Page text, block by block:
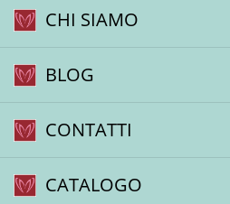
Nessun Articolo presente.
CHI SIAMO
BLOG
CONTATTI
CATALOGO